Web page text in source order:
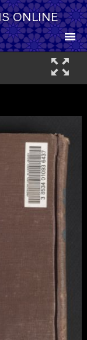
ONLINE
About
Browse
by Category
Search